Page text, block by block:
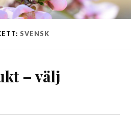
SVENSK
– välj